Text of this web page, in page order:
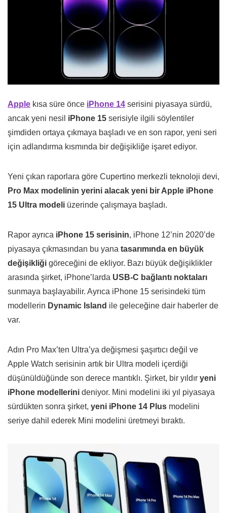
Apple kısa süre önce iPhone 14 serisini piyasaya sürdü,
ancak yeni nesil iPhone 15 serisiyle ilgili söylentiler
şimdiden ortaya çıkmaya başladı ve en son rapor, yeni seri
için adlandırma kısmında bir değişikliğe işaret ediyor.
Yeni çıkan raporlara göre Cupertino merkezli teknoloji devi,
Pro Max modelinin yerini alacak yeni bir Apple iPhone
15 Ultra modeli üzerinde çalışmaya başladı.
Rapor ayrıca iPhone 15 serisinin, iPhone 12’nin 2020’de
piyasaya çıkmasından bu yana tasarımında en büyük
değişikliği göreceğini de ekliyor. Bazı büyük değişiklikler
arasında şirket, iPhone’larda USB-C bağlantı noktaları
sunmaya başlayabilir. Ayrıca iPhone 15 serisindeki tüm
modellerin Dynamic Island ile geleceğine dair haberler de
var.
Adın Pro Max’ten Ultra’ya değişmesi şaşırtıcı değil ve
Apple Watch serisinin artık bir Ultra modeli içerdiği
düşünüldüğünde son derece mantıklı. Şirket, bir yıldır yeni
iPhone modellerini deniyor. Mini modelini iki yıl piyasaya
sürdükten sonra şirket, yeni iPhone 14 Plus modelini
seriye dahil ederek Mini modelini üretmeyi bıraktı.